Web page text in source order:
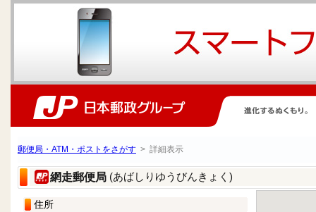
郵便局・ATM・ポストをさがす > 詳細表示
網走郵便局 (あばしりゆうびんきょく)
住所